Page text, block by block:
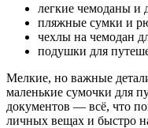
легкие чемоданы и
пляжные сумки и
чехлы на чемодан
подушки для
Мелкие, но важные
маленькие сумочки для
документов — всё, что
личных вещах и быстро